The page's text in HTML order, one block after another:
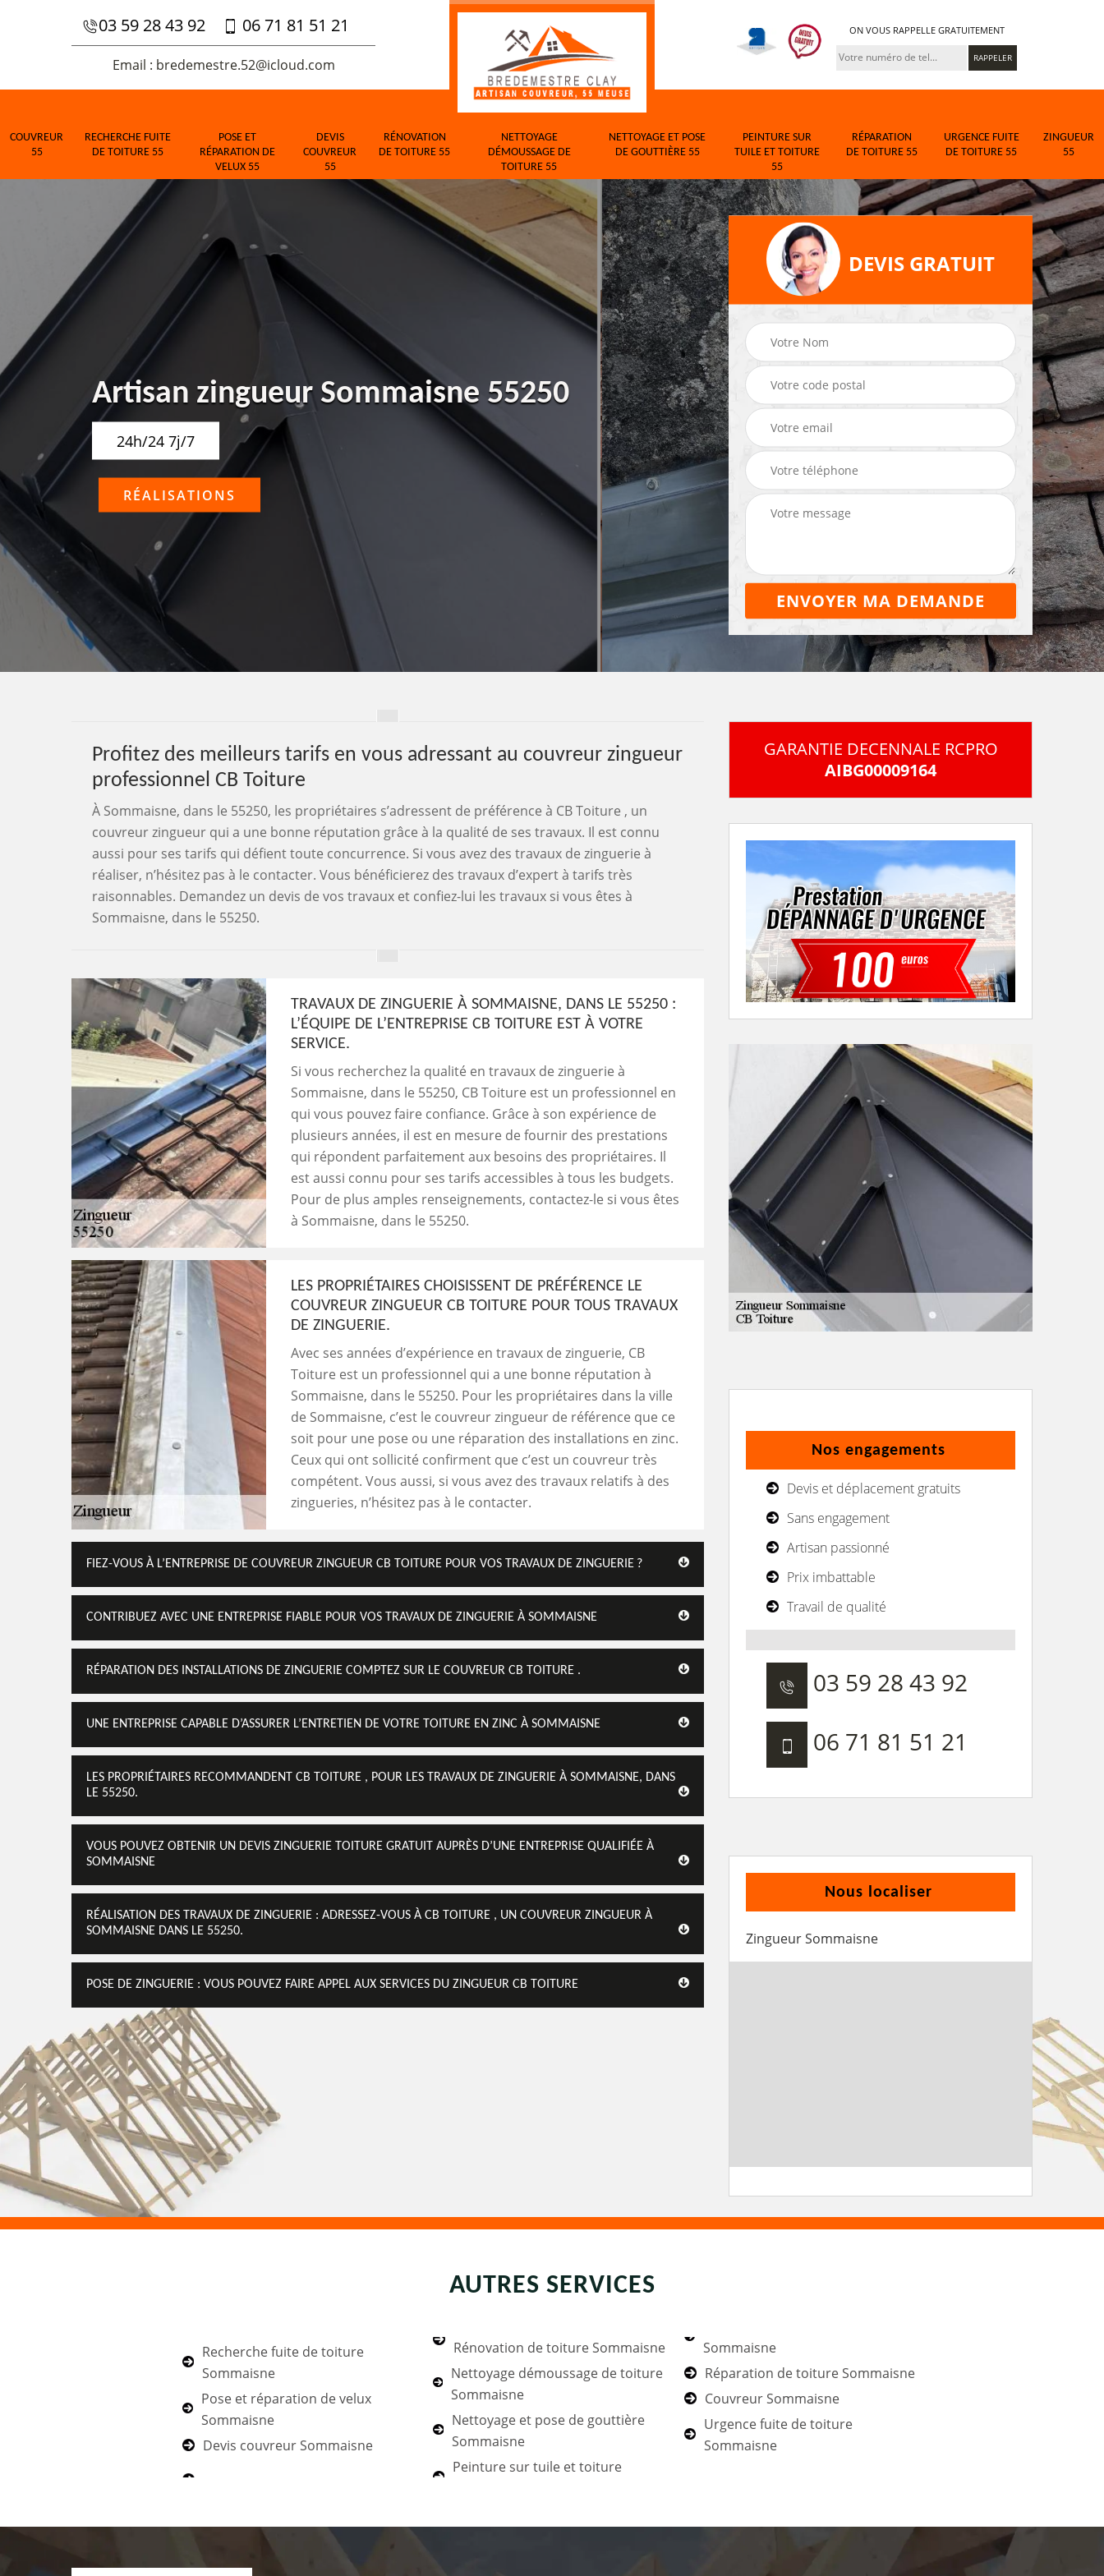
03 59 28 43 92 06 71 81 51 21
Email : bredemestre.52@icloud.com
ON VOUS RAPPELLE GRATUITEMENT
COUVREUR
55
RECHERCHE FUITE
DE TOITURE 55
POSE ET
RÉPARATION DE
VELUX 55
DEVIS
COUVREUR
55
RÉNOVATION
DE TOITURE 55
NETTOYAGE
DÉMOUSSAGE DE
TOITURE 55
NETTOYAGE ET POSE
DE GOUTTIÈRE 55
PEINTURE SUR
TUILE ET TOITURE
55
RÉPARATION
DE TOITURE 55
URGENCE FUITE
DE TOITURE 55
ZINGUEUR
55
Artisan zingueur Sommaisne 55250
24h/24 7j/7
RÉALISATIONS
DEVIS GRATUIT
Profitez des meilleurs tarifs en vous adressant au couvreur zingueur
professionnel CB Toiture
À Sommaisne, dans le 55250, les propriétaires s’adressent de préférence à CB Toiture , un
couvreur zingueur qui a une bonne réputation grâce à la qualité de ses travaux. Il est connu
aussi pour ses tarifs qui défient toute concurrence. Si vous avez des travaux de zinguerie à
réaliser, n’hésitez pas à le contacter. Vous bénéficierez des travaux d’expert à tarifs très
raisonnables. Demandez un devis de vos travaux et confiez-lui les travaux si vous êtes à
Sommaisne, dans le 55250.
TRAVAUX DE ZINGUERIE À SOMMAISNE, DANS LE 55250 :
L’ÉQUIPE DE L’ENTREPRISE CB TOITURE EST À VOTRE
SERVICE.
Si vous recherchez la qualité en travaux de zinguerie à
Sommaisne, dans le 55250, CB Toiture est un professionnel en
qui vous pouvez faire confiance. Grâce à son expérience de
plusieurs années, il est en mesure de fournir des prestations
qui répondent parfaitement aux besoins des propriétaires. Il
est aussi connu pour ses tarifs accessibles à tous les budgets.
Pour de plus amples renseignements, contactez-le si vous êtes
à Sommaisne, dans le 55250.
LES PROPRIÉTAIRES CHOISISSENT DE PRÉFÉRENCE LE
COUVREUR ZINGUEUR CB TOITURE POUR TOUS TRAVAUX
DE ZINGUERIE.
Avec ses années d’expérience en travaux de zinguerie, CB
Toiture est un professionnel qui a une bonne réputation à
Sommaisne, dans le 55250. Pour les propriétaires dans la ville
de Sommaisne, c’est le couvreur zingueur de référence que ce
soit pour une pose ou une réparation des installations en zinc.
Ceux qui ont sollicité confirment que c’est un couvreur très
compétent. Vous aussi, si vous avez des travaux relatifs à des
zingueries, n’hésitez pas à le contacter.
FIEZ-VOUS À L’ENTREPRISE DE COUVREUR ZINGUEUR CB TOITURE POUR VOS TRAVAUX DE ZINGUERIE ?
CONTRIBUEZ AVEC UNE ENTREPRISE FIABLE POUR VOS TRAVAUX DE ZINGUERIE À SOMMAISNE
RÉPARATION DES INSTALLATIONS DE ZINGUERIE COMPTEZ SUR LE COUVREUR CB TOITURE .
UNE ENTREPRISE CAPABLE D’ASSURER L’ENTRETIEN DE VOTRE TOITURE EN ZINC À SOMMAISNE
LES PROPRIÉTAIRES RECOMMANDENT CB TOITURE , POUR LES TRAVAUX DE ZINGUERIE À SOMMAISNE, DANS
LE 55250.
VOUS POUVEZ OBTENIR UN DEVIS ZINGUERIE TOITURE GRATUIT AUPRÈS D’UNE ENTREPRISE QUALIFIÉE À
SOMMAISNE
RÉALISATION DES TRAVAUX DE ZINGUERIE : ADRESSEZ-VOUS À CB TOITURE , UN COUVREUR ZINGUEUR À
SOMMAISNE DANS LE 55250.
POSE DE ZINGUERIE : VOUS POUVEZ FAIRE APPEL AUX SERVICES DU ZINGUEUR CB TOITURE
GARANTIE DECENNALE RCPRO
AIBG00009164
Nos engagements
Devis et déplacement gratuits
Sans engagement
Artisan passionné
Prix imbattable
Travail de qualité
03 59 28 43 92
06 71 81 51 21
Nous localiser
Zingueur Sommaisne
AUTRES SERVICES
Recherche fuite de toiture
Sommaisne
Pose et réparation de velux
Sommaisne
Devis couvreur Sommaisne
Rénovation de toiture Sommaisne
Nettoyage démoussage de toiture
Sommaisne
Nettoyage et pose de gouttière
Sommaisne
Peinture sur tuile et toiture
Sommaisne
Réparation de toiture Sommaisne
Couvreur Sommaisne
Urgence fuite de toiture
Sommaisne